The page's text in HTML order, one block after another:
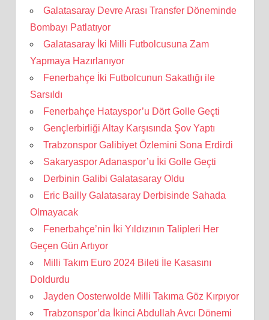
Galatasaray Devre Arası Transfer Döneminde
Bombayı Patlatıyor
Galatasaray İki Milli Futbolcusuna Zam
Yapmaya Hazırlanıyor
Fenerbahçe İki Futbolcunun Sakatlığı ile
Sarsıldı
Fenerbahçe Hatayspor’u Dört Golle Geçti
Gençlerbirliği Altay Karşısında Şov Yaptı
Trabzonspor Galibiyet Özlemini Sona Erdirdi
Sakaryaspor Adanaspor’u İki Golle Geçti
Derbinin Galibi Galatasaray Oldu
Eric Bailly Galatasaray Derbisinde Sahada
Olmayacak
Fenerbahçe’nin İki Yıldızının Talipleri Her
Geçen Gün Artıyor
Milli Takım Euro 2024 Bileti İle Kasasını
Doldurdu
Jayden Oosterwolde Milli Takıma Göz Kırpıyor
Trabzonspor’da İkinci Abdullah Avcı Dönemi